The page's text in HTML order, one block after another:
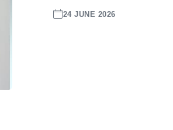
24 JUNE 2026